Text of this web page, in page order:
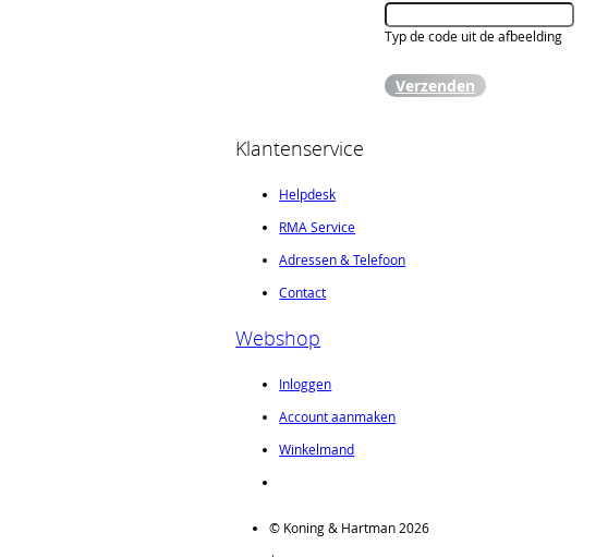
Typ de code uit de afbeelding
Verzenden
Klantenservice
Helpdesk
RMA Service
Adressen & Telefoon
Contact
Webshop
Inloggen
Account aanmaken
Winkelmand
© Koning & Hartman 2026